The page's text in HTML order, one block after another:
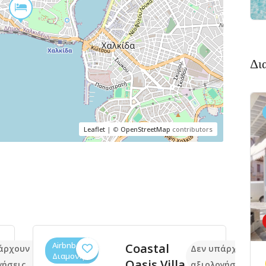
Leaflet| © OpenStreetMap contributors
ακόμαAirbnb,
Διαμονή
Coastal
Δεν υπάρχουν